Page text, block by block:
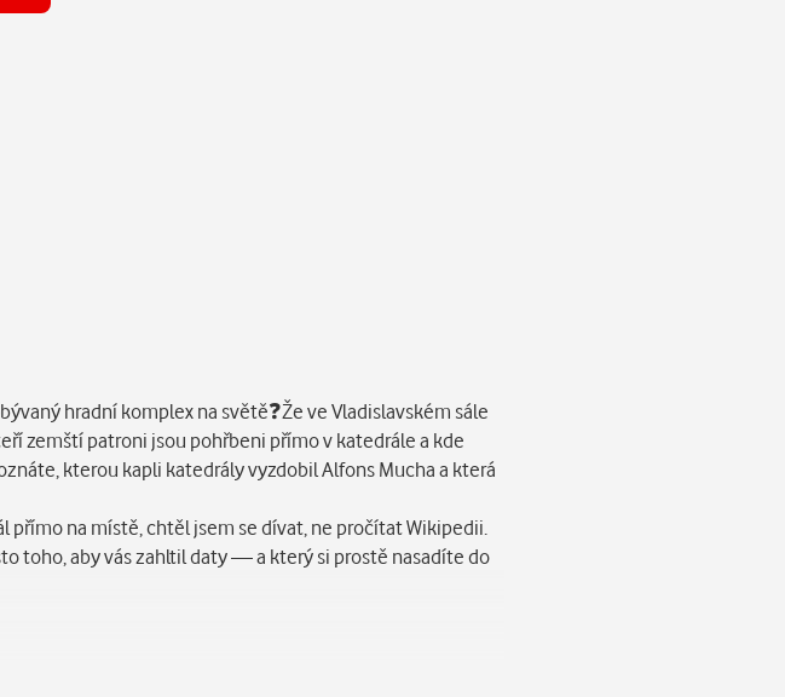
hradní komplex na světě❓Že ve Vladislavském sále
zemští patroni jsou pohřbeni přímo v katedrále a kde
kterou kapli katedrály vyzdobil Alfons Mucha a která
na místě, chtěl jsem se dívat, ne pročítat Wikipedii.
toho, aby vás zahltil daty — a který si prostě nasadíte do
socha kostlivce — a ke komu patří, je dodnes